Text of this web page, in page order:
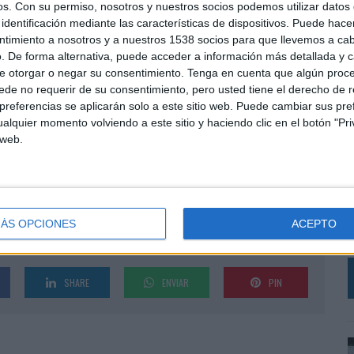
Con su permiso, nosotros y nuestros socios podemos utilizar datos
mediante las características de dispositivos. Puede
a nosotros y a nuestros 1538 socios para que llevemos a
De forma alternativa, puede acceder a información más detallada y
otorgar o negar su consentimiento. Tenga en cuenta que algún
no requerir de su consentimiento, pero usted tiene el derecho de
se aplicarán solo a este sitio web. Puede cambiar sus
momento volviendo a este sitio y haciendo clic en el botón
OPCIONES ACEPTO
de las propuestas educativas actuales,
familias. El target son los padres y madres con
que esta estrategia no solo genere notoriedad
de Kumon English de hacer del aprendizaje del
digitales y piezas Out Of Home, como
la letra de diferentes canciones
SHARE ENVIAR PIN